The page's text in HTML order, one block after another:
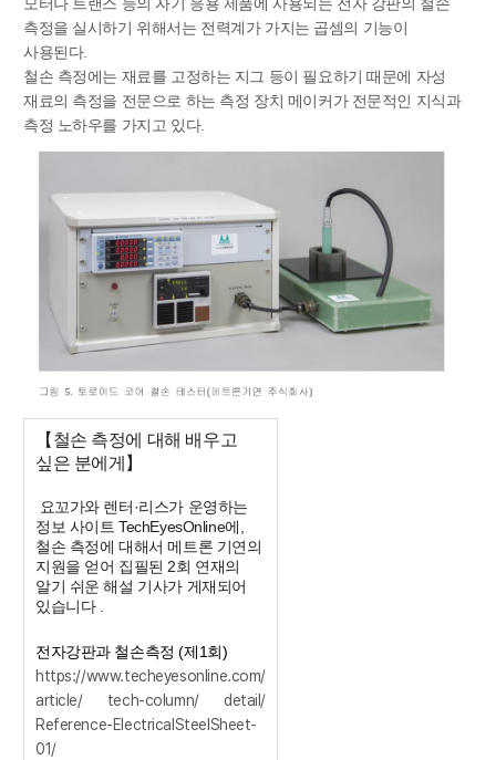
측정을 실시하기 위해서는 전력계가 가지는 곱셈의 기능이
사용된다.
철손 측정에는 재료를 고정하는 지그 등이 필요하기 때문에 자성
재료의 측정을 전문으로 하는 측정 장치 메이커가 전문적인 지식과
측정 노하우를 가지고 있다.
【철손 측정에 대해 배우고
싶은 분에게】
요꼬가와 렌터·리스가 운영하는
정보 사이트 TechEyesOnline에,
철손 측정에 대해서 메트론 기연의
지원을 얻어 집필된 2회 연재의
알기 쉬운 해설 기사가 게재되어
있습니다 .
전자강판과 철손측정 (제1회)
https://www.techeyesonline.com/
article/ tech-column/ detail/
Reference-ElectricalSteelSheet-
01/